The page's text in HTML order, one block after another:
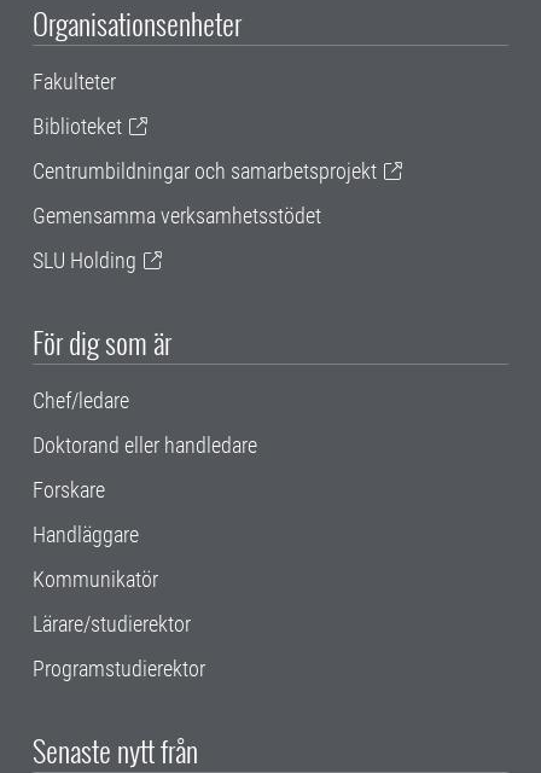
Organisationsenheter
Fakulteter
Biblioteket
Centrumbildningar och samarbetsprojekt
Gemensamma verksamhetsstödet
SLU Holding
För dig som är
Chef/ledare
Doktorand eller handledare
Forskare
Handläggare
Kommunikatör
Lärare/studierektor
Programstudierektor
Senaste nytt från